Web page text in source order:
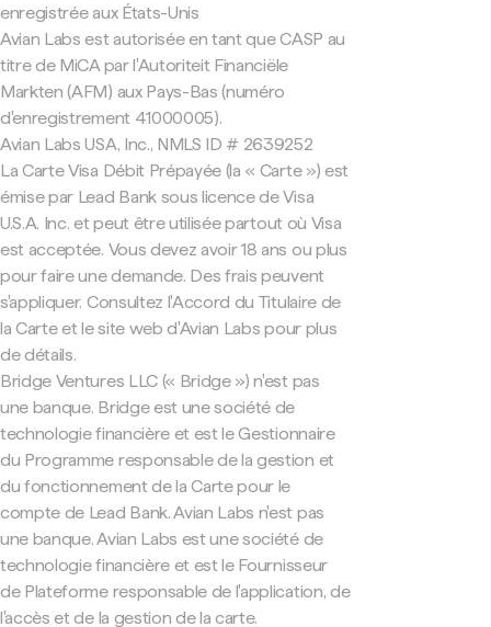
enregistrée aux États-Unis
Avian Labs est autorisée en tant que CASP au
titre de MiCA par l'Autoriteit Financiële
Markten (AFM) aux Pays-Bas (numéro
d'enregistrement 41000005).
Avian Labs USA, Inc., NMLS ID # 2639252
La Carte Visa Débit Prépayée (la « Carte ») est
émise par Lead Bank sous licence de Visa
U.S.A. Inc. et peut être utilisée partout où Visa
est acceptée. Vous devez avoir 18 ans ou plus
pour faire une demande. Des frais peuvent
s'appliquer. Consultez l'Accord du Titulaire de
la Carte et le site web d'Avian Labs pour plus
de détails.
Bridge Ventures LLC (« Bridge ») n'est pas
une banque. Bridge est une société de
technologie financière et est le Gestionnaire
du Programme responsable de la gestion et
du fonctionnement de la Carte pour le
compte de Lead Bank. Avian Labs n'est pas
une banque. Avian Labs est une société de
technologie financière et est le Fournisseur
de Plateforme responsable de l'application, de
l'accès et de la gestion de la carte.